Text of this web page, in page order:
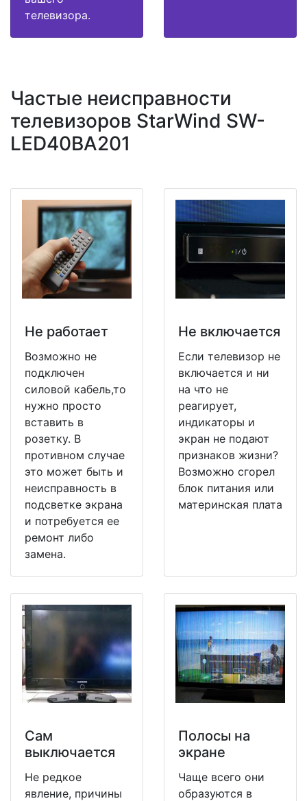
телевизора.
Частые неисправности
телевизоров StarWind SW-
LED40BA201
Не работает
Возможно не
подключен
силовой кабель,то
нужно просто
вставить в
розетку. В
противном случае
это может быть и
неисправность в
подсветке экрана
и потребуется ее
ремонт либо
замена.
Не включается
Если телевизор не
включается и ни
на что не
реагирует,
индикаторы и
экран не подают
признаков жизни?
Возможно сгорел
блок питания или
материнская плата
Сам
выключается
Не редкое
явление, причины
Полосы на
экране
Чаще всего они
образуются в